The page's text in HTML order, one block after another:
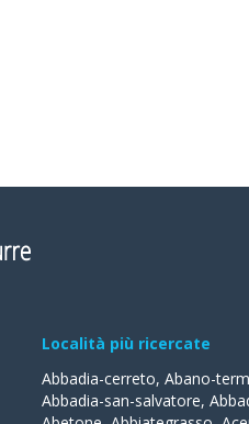
Località più ricercate
Abbadia-cerreto, Abano-
Abbadia-san-salvatore,